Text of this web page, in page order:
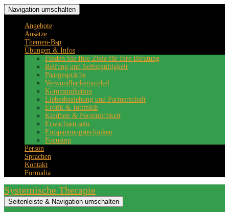
Navigation umschalten
Angebote
Ansätze
Themen-Bsp
Übungen & Infos
Finden Sie Ihre Ziele für Ihre Beratung
Reifung und Selbstgültigkeit
Paargespräche
Verwundbarkeitszirkel
Kommunikation
Liebesbeziehung und Partnerschaft
Erotik & Intimität
Kindheit & Persönlichkeit
Erwachsen sein
Entspannungstechniken
Focusing
Person
Sprachen
Kontakt
Formalia
Systemische Therapie
Seitenleiste & Navigation umschalten